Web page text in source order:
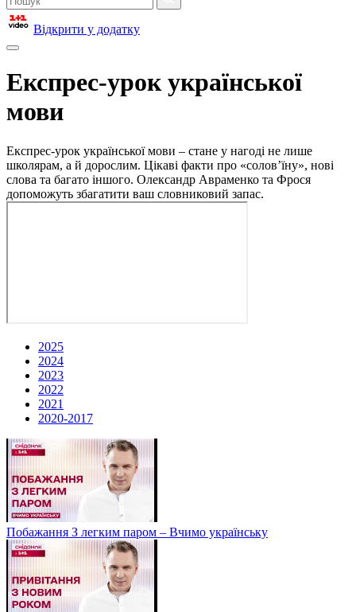
Відкрити у додатку
Експрес-урок української
мови
Експрес-урок української мови – стане у нагоді не лише
школярам, а й дорослим. Цікаві факти про «солов’їну», нові
слова та багато іншого. Олександр Авраменко та Фрося
допоможуть збагатити ваш словниковий запас.
2025
2024
2023
2022
2021
2020-2017
Побажання З легким паром – Вчимо українську